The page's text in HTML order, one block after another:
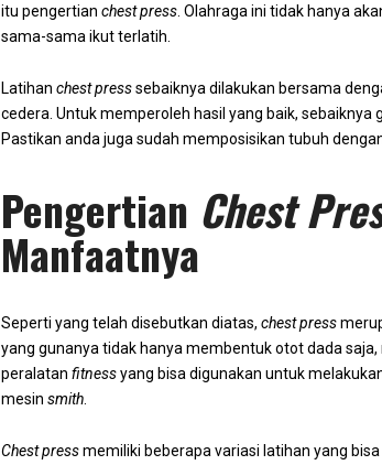
itu pengertian chest press. Olahraga ini tidak hanya
sama-sama ikut terlatih.
Latihan chest presssebaiknya dilakukan bersama
cedera. Untuk memperoleh hasil yang baik, sebaiknya
Pastikan anda juga sudah memposisikan tubuh
Pengertian Chest
Manfaatnya
Seperti yang telah disebutkan diatas, chest press
yang gunanya tidak hanya membentuk otot dada
peralatan fitnessyang bisa digunakan untuk
mesin smith
Chest pressmemiliki beberapa variasi latihan yang